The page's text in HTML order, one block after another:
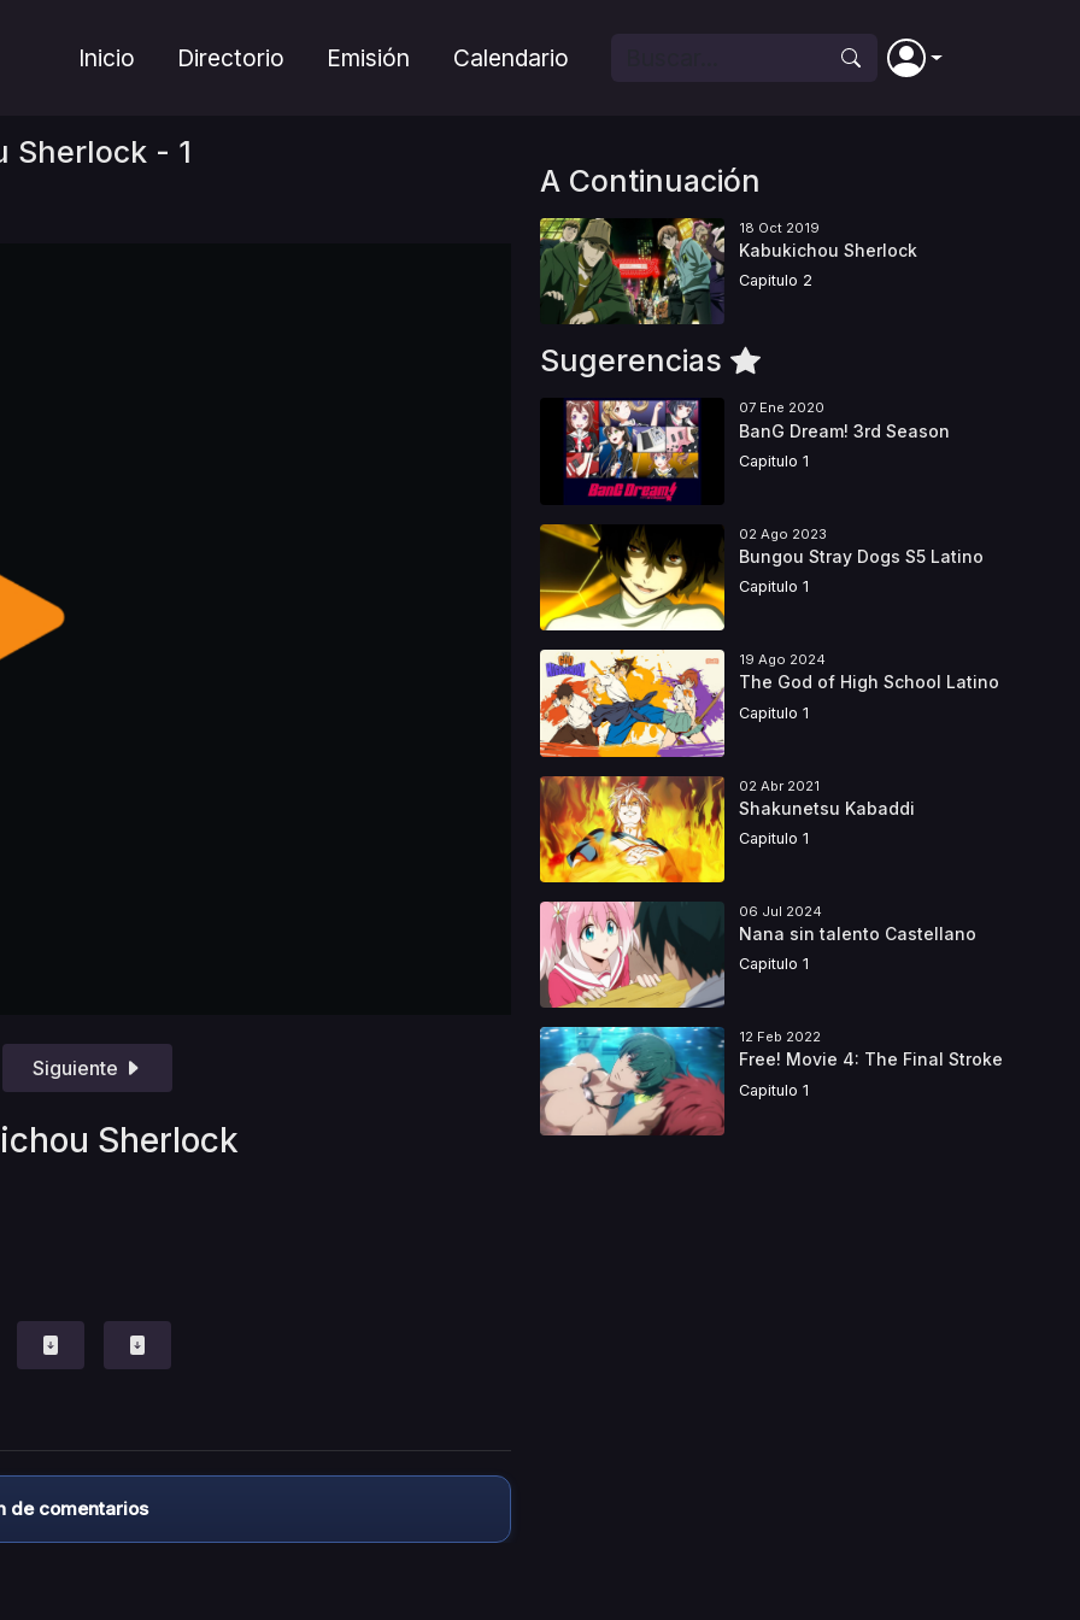
Inicio Directorio Emisión Calendario
Sherlock - 1
Siguiente
Sherlock
de comentarios
A Continuación
18 Oct 2019
Kabukichou Sherlock
Capitulo 2
Sugerencias
07 Ene 2020
BanG Dream! 3rd Season
Capitulo 1
02 Ago 2023
Bungou Stray Dogs S5 Latino
Capitulo 1
19 Ago 2024
The God of High School Latino
Capitulo 1
02 Abr 2021
Shakunetsu Kabaddi
Capitulo 1
06 Jul 2024
Nana sin talento Castellano
Capitulo 1
12 Feb 2022
Free! Movie 4: The Final Stroke
Capitulo 1